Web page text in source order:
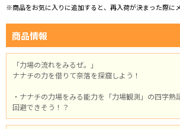
※商品をお気に入りに追加すると、再入荷が決まった際に
商品情報
「力場の流れをみるぜ。」
ナナチの力を借りて奈落を探窟しよう！
・ナナチの力場をみる能力を「力場観測」の四字熟
回避できそう！？